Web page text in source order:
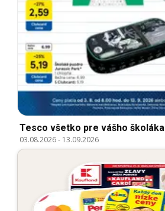
Tesco všetko pre vášho školáka
03.08.2026- 13.09.2026